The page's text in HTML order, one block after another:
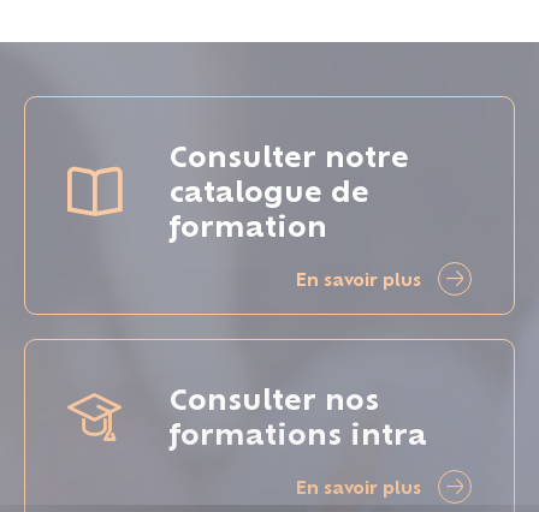
Consulter notre
catalogue de
formation
En savoir plus
Consulter nos
formations intra
En savoir plus